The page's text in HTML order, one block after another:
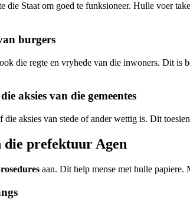
die Staat om goed te funksioneer. Hulle voer
burgers
die regte en vryhede van die inwoners. Dit
aksies van die gemeentes
aksies van stede of ander wettig is. Dit
die prefektuur Agen
aan. Dit help mense met hulle papiere.